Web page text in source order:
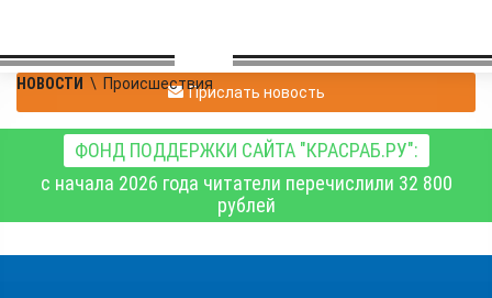
НОВОСТИ \ ПроисшествияПрислать новость
ФОНД ПОДДЕРЖКИ САЙТА "КРАСРАБ.РУ":
с начала 2026 года читатели перечислили 32 800
рублей